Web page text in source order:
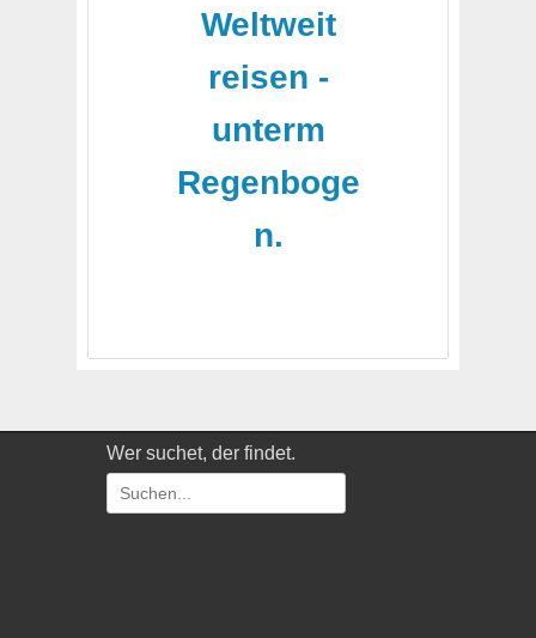
Weltweit
reisen -
unterm
Regenboge
n.
Wer suchet, der findet.
Suchen
nach: